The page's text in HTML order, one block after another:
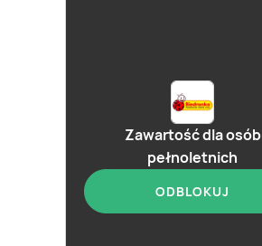
Zawartość dla osób
pełnoletnich
ODBLOKUJ